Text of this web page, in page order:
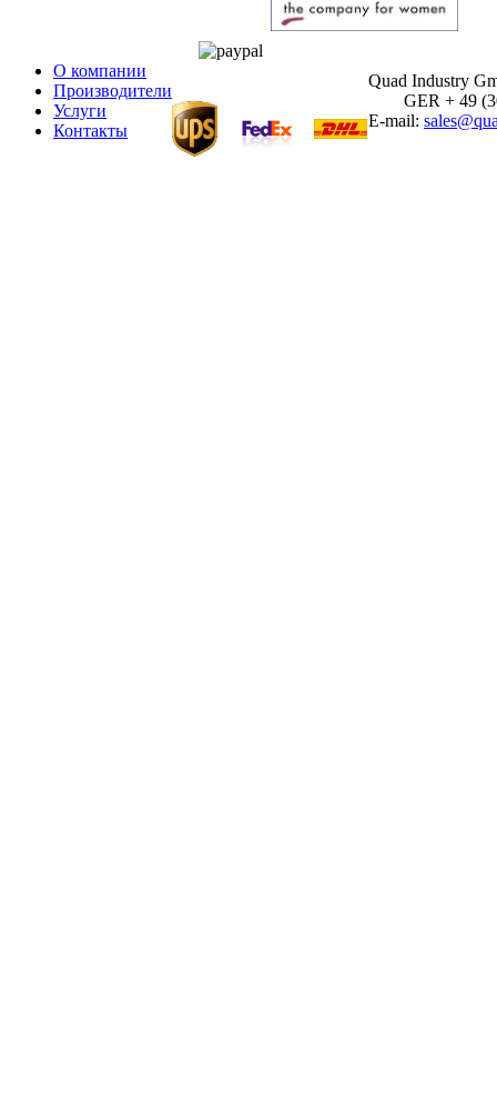
О компании
Производители
Услуги
Контакты
Quad Industry
GER + 49
E-mail: